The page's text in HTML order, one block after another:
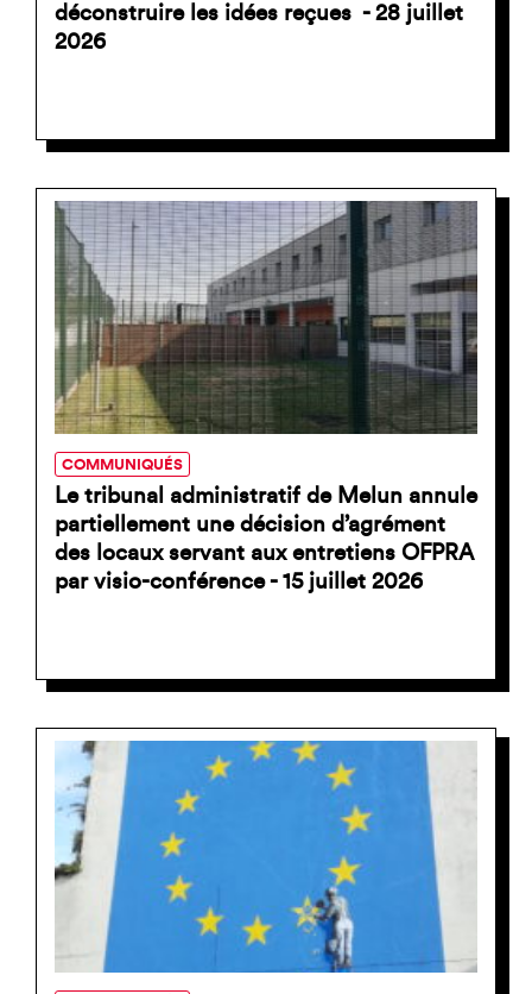
déconstruire les idées reçues - 28 juillet
2026
COMMUNIQUÉS
Le tribunal administratif de Melun annule
partiellement une décision d’agrément
des locaux servant aux entretiens OFPRA
par visio-conférence - 15 juillet 2026